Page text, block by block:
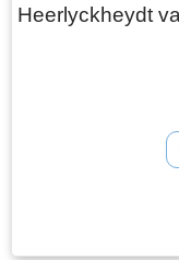
Heerlyckheydt